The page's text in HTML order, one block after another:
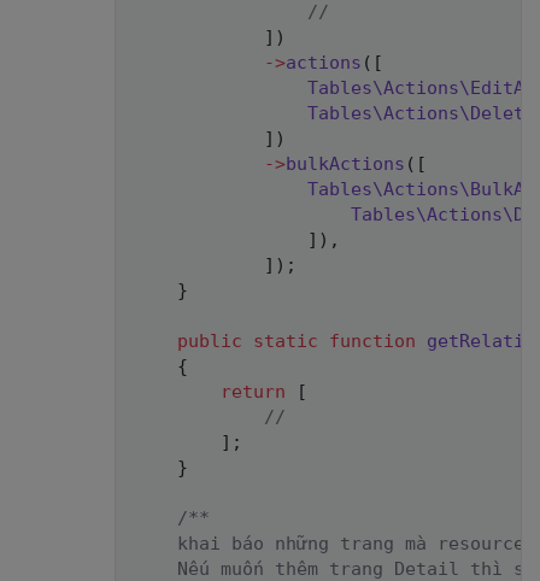
//
] )
->actions ( [
Tables\Actions\
Tables\Actions\
] )
->bulkActions ( [
Tables\Actions\
Tables\Actions\
] ) ,
] ) ;
}
public static function
{
return
[
//
] ;
}
/**
khai báo những trang mà
Nếu muốn thêm trang Detail thì